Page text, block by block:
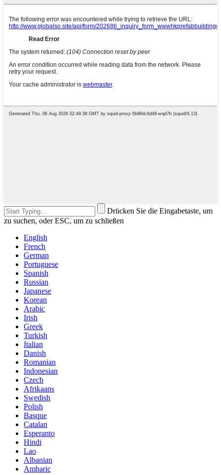
Drücken Sie die Eingabetaste, um
zu suchen, oder ESC, um zu schließen
English
French
German
Portuguese
Spanish
Russian
Japanese
Korean
Arabic
Irish
Greek
Turkish
Italian
Danish
Romanian
Indonesian
Czech
Afrikaans
Swedish
Polish
Basque
Catalan
Esperanto
Hindi
Lao
Albanian
Amharic